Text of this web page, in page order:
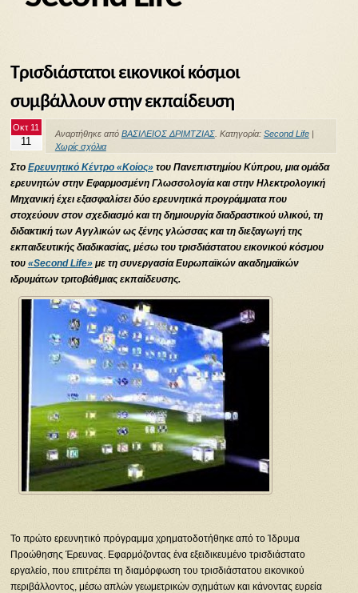
Τρισδιάστατοι εικονικοί κόσμοι
συμβάλλουν στην εκπαίδευση
Οκτ 11
11
Αναρτήθηκε από ΒΑΣΙΛΕΙΟΣ ΔΡΙΜΤΖΙΑΣ. Κατηγορία: Second Life|
Χωρίς σχόλια
Στο Ερευνητικό Κέντρο «Κοίος»του Πανεπιστημίου Κύπρου, μια ομάδα
ερευνητών στην Εφαρμοσμένη Γλωσσολογία και στην Ηλεκτρολογική
Μηχανική έχει εξασφαλίσει δύο ερευνητικά προγράμματα που
στοχεύουν στον σχεδιασμό και τη δημιουργία διαδραστικού υλικού, τη
διδακτική των Αγγλικών ως ξένης γλώσσας και τη διεξαγωγή της
εκπαιδευτικής διαδικασίας, μέσω του τρισδιάστατου εικονικού κόσμου
του «Second Life»με τη συνεργασία Ευρωπαϊκών ακαδημαϊκών
ιδρυμάτων τριτοβάθμιας εκπαίδευσης.
Το πρώτο ερευνητικό πρόγραμμα χρηματοδοτήθηκε από το Ίδρυμα
Προώθησης Έρευνας. Εφαρμόζοντας ένα εξειδικευμένο τρισδιάστατο
εργαλείο, που επιτρέπει τη διαμόρφωση του τρισδιάστατου εικονικού
περιβάλλοντος, μέσω απλών γεωμετρικών σχημάτων και κάνοντας ευρεία